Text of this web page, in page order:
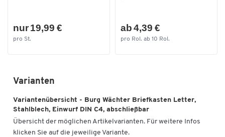
nur 19,99 €
pro St.
ab 4,39 €
pro Rol. ab 10 Rol.
Varianten
Variantenübersicht - Burg Wächter Briefkasten Letter,
Stahlblech, Einwurf DIN C4, abschließbar
Übersicht der möglichen Artikelvarianten. Für weitere Infos
klicken Sie auf die jeweilige Variante.